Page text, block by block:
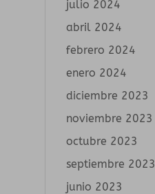
julio 2024
abril 2024
febrero 2024
enero 2024
diciembre 2023
noviembre 2023
octubre 2023
septiembre 2023
junio 2023